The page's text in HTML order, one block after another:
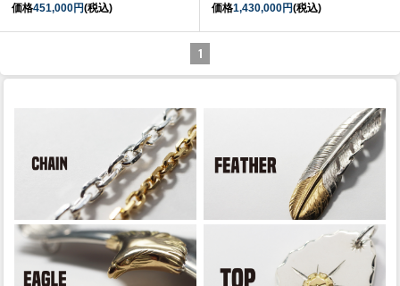
価格451,000円(税込)
価格1,430,000円(税込)
1